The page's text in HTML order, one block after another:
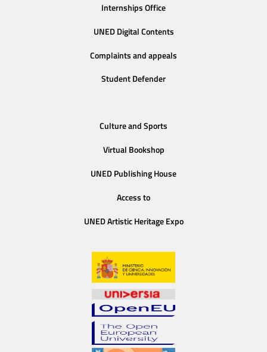
Internships Office
UNED Digital Contents
Complaints and appeals
Student Defender
Culture and Sports
Virtual Bookshop
UNED Publishing House
Access to
UNED Artistic Heritage Expo